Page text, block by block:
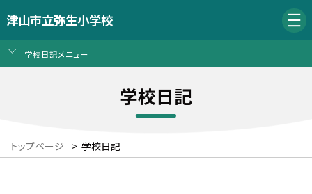
津山市立弥生小学校
学校日記メニュー
学校日記
トップページ > 学校日記